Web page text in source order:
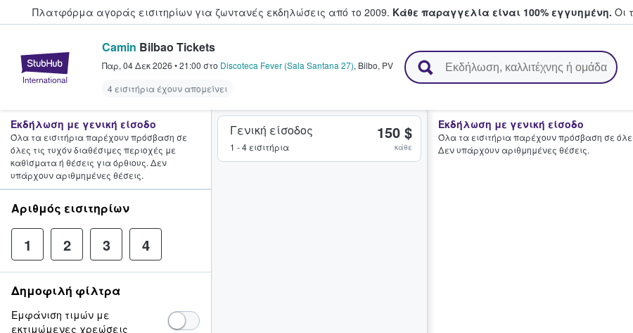
Πλατφόρμα αγοράς εισιτηρίων για ζωντανές εκδηλώσεις από το 2009. Κάθε παραγγελία είναι 100% εγγυημένη. Οι
StubHub - Όπου οι φαν αγοράζουν και πουλούν εισιτήρια
Camin Bilbao Tickets
Παρ, 04 Δεκ 2026 •21:00 στο Discoteca Fever (Sala Santana 27), Bilbo, PV
4 εισιτήρια έχουν απομείνει
Γενική είσοδος
1 - 4 εισιτήρια
150 $
κάθε
Εκδήλωση με γενική είσοδο
Όλα τα εισιτήρια παρέχουν πρόσβαση σε
Δεν υπάρχουν αριθμημένες θέσεις.
Εκδήλωση με γενική είσοδο
Όλα τα εισιτήρια παρέχουν πρόσβαση σε
όλες τις τυχόν διαθέσιμες περιοχές με
καθίσματα ή θέσεις για όρθιους. Δεν
υπάρχουν αριθμημένες θέσεις.
Αριθμός εισιτηρίων
1 2 3 4
Δημοφιλή φίλτρα
Εμφάνιση τιμών με
εκτιμώμενες χρεώσεις